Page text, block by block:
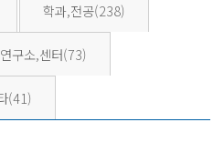
학과,전공(238)
연구소,센터(73)
(41)